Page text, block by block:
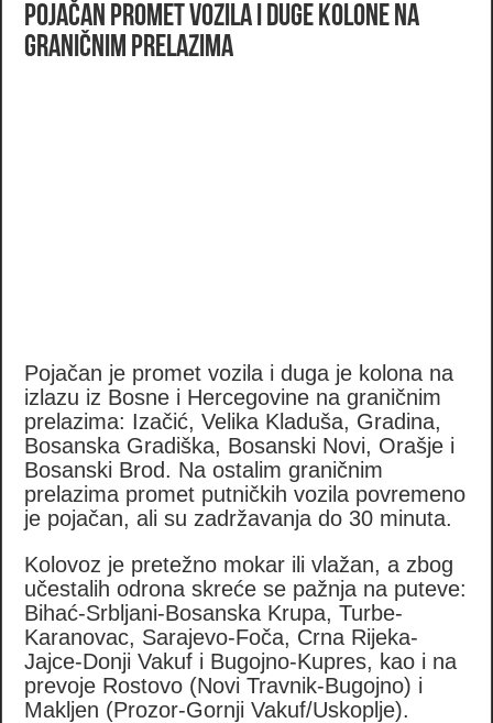
Pojačan promet vozila i duge kolone na
graničnim prelazima
Pojačan je promet vozila i duga je kolona na
izlazu iz Bosne i Hercegovine na graničnim
prelazima: Izačić, Velika Kladuša, Gradina,
Bosanska Gradiška, Bosanski Novi, Orašje i
Bosanski Brod. Na ostalim graničnim
prelazima promet putničkih vozila povremeno
je pojačan, ali su zadržavanja do 30 minuta.
Kolovoz je pretežno mokar ili vlažan, a zbog
učestalih odrona skreće se pažnja na puteve:
Bihać-Srbljani-Bosanska Krupa, Turbe-
Karanovac, Sarajevo-Foča, Crna Rijeka-
Jajce-Donji Vakuf i Bugojno-Kupres, kao i na
prevoje Rostovo (Novi Travnik-Bugojno) i
Makljen (Prozor-Gornji Vakuf/Uskoplje).